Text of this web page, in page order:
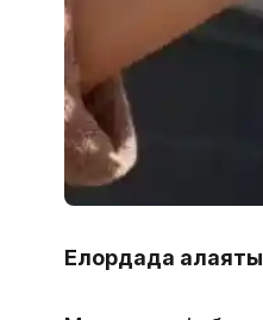
Елордада